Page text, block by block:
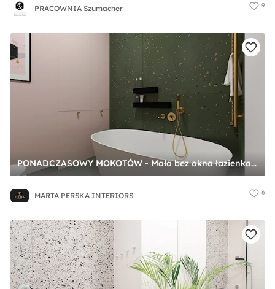
PRACOWNIA Szumacher 9
PONADCZASOWY MOKOTÓW - Mała bez okna łazienka, styl nowoczesny - zdjęcie od MARTA PERSKA INTERIORS
MARTA PERSKA INTERIORS 6